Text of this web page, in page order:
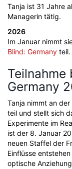
Tanja ist 31 Jahre
Managerin tätig.
2026
Im Januar nimmt
Blind: Germany teil.
Teilnahme
Germany
Tanja nimmt an
teil und stellt sich
Experimente im
ist der 8. Januar
neuen Staffel der
Einflüsse
optische